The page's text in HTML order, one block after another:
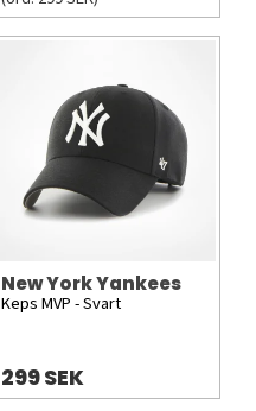
New York Yankees
Keps MVP - Svart
299 SEK